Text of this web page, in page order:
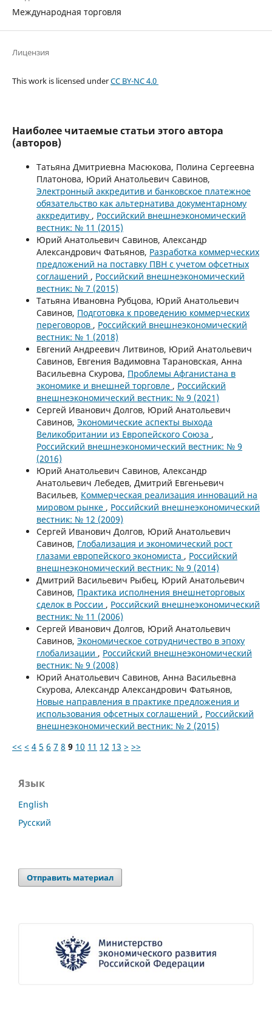
Международная торговля
Лицензия
This work is licensed underCC BY-NC 4.0
Наиболее читаемые статьи этого автора
(авторов)
Татьяна Дмитриевна Масюкова, Полина Сергеевна
Платонова, Юрий Анатольевич Савинов,
Электронный аккредитив и банковское платежное
обязательство как альтернатива документарному
аккредитиву , Российский внешнеэкономический
вестник: № 11 (2015)
Юрий Анатольевич Савинов, Александр
Александрович Фатьянов, Разработка коммерческих
предложений на поставку ПВН с учетом офсетных
соглашений , Российский внешнеэкономический
вестник: № 7 (2015)
Татьяна Ивановна Рубцова, Юрий Анатольевич
Савинов, Подготовка к проведению коммерческих
переговоров , Российский внешнеэкономический
вестник: № 1 (2018)
Евгений Андреевич Литвинов, Юрий Анатольевич
Савинов, Евгения Вадимовна Тарановская, Анна
Васильевна Скурова, Проблемы Афганистана в
экономике и внешней торговле , Российский
внешнеэкономический вестник: № 9 (2021)
Сергей Иванович Долгов, Юрий Анатольевич
Савинов, Экономические аспекты выхода
Великобритании из Европейского Союза ,
Российский внешнеэкономический вестник: № 9
(2016)
Юрий Анатольевич Савинов, Александр
Анатольевич Лебедев, Дмитрий Евгеньевич
Васильев, Коммерческая реализация инноваций на
мировом рынке , Российский внешнеэкономический
вестник: № 12 (2009)
Сергей Иванович Долгов, Юрий Анатольевич
Савинов, Глобализация и экономический рост
глазами европейского экономиста , Российский
внешнеэкономический вестник: № 9 (2014)
Дмитрий Васильевич Рыбец, Юрий Анатольевич
Савинов, Практика исполнения внешнеторговых
сделок в России , Российский внешнеэкономический
вестник: № 11 (2006)
Сергей Иванович Долгов, Юрий Анатольевич
Савинов, Экономическое сотрудничество в эпоху
глобализации , Российский внешнеэкономический
вестник: № 9 (2008)
Юрий Анатольевич Савинов, Анна Васильевна
Скурова, Александр Александрович Фатьянов,
Новые направления в практике предложения и
использования офсетных соглашений , Российский
внешнеэкономический вестник: № 2 (2015)
<< < 4 5 6 7 8 9 10 11 12 13 > >>
Язык
English
Русский
Отправить материал